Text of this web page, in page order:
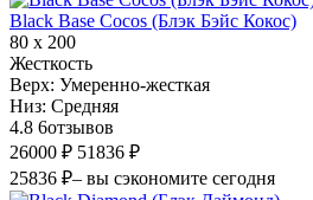
Black Base Cocos (Блэк Бэйс Кокос)
80 х 200
Жесткость
Верх: Умеренно-жесткая
Низ: Средняя
4.8 6отзывов
26000 ₽ 51836 ₽
25836 ₽– вы сэкономите сегодня